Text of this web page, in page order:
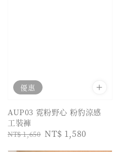
優惠
AUP03 霓粉野心 粉豹涼感
工裝褲
Regular
NT$ 1,650 Sale
NT$ 1,580